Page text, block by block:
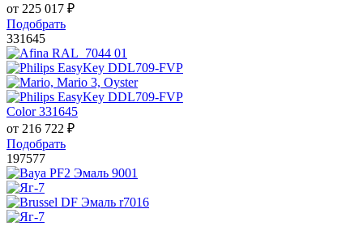
от 225 017 ₽
Подобрать
331645
Color 331645
от 216 722 ₽
Подобрать
197577